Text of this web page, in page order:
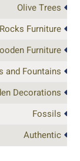
Olive Trees
Rocks Furniture
Furniture
and Fountains
Decorations
Fossils
Authentic